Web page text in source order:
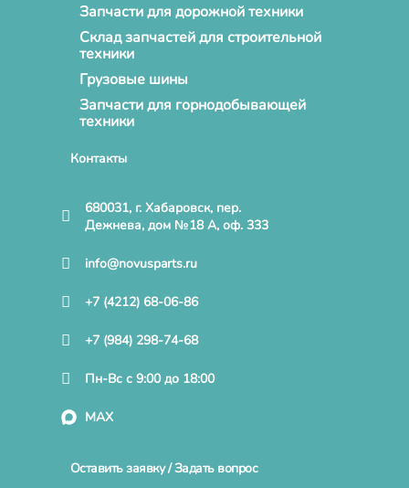
Запчасти для дорожной техники
Склад запчастей для строительной
техники
Грузовые шины
Запчасти для горнодобывающей
техники
Контакты
680031, г. Хабаровск, пер.
Дежнева, дом №18 А, оф. 333
info@novusparts.ru
+7 (4212) 68-06-86
+7 (984) 298-74-68
Пн-Вс с 9:00 до 18:00
MAX
Оставить заявку / Задать вопрос